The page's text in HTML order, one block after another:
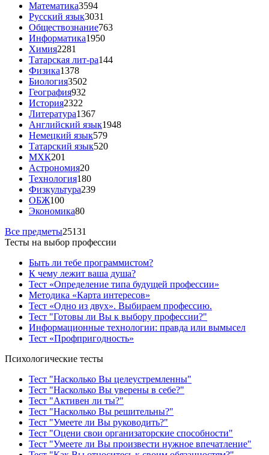
Математика3594
Русский язык3031
Обществознание763
Информатика1950
Химия2281
Татарская лит-ра144
Физика1378
Биология3502
География932
История2322
Литература1367
Английский язык1948
Немецкий язык579
Татарский язык520
МХК201
Астрономия20
Технология180
Физкультура239
ОБЖ100
Экономика80
Все предметы25131
Тесты на выбор профессии
Быть ли тебе программистом?
К чему лежит ваша душа?
Тест «Определение типа будущей профессии»
Методика «Карта интересов»
Тест «Одно из двух». Выбираем профессию.
Тест "Готовы ли Вы к выбору профессии?"
Информационные технологии: правда или вымысел
Тест «Профпригодность»
Психологические тесты
Тест "Насколько Вы целеустремленны"
Тест "Насколько Вы уверены в себе?"
Тест "Активен ли ты?"
Тест "Насколько Вы решительны?"
Тест "Умеете ли Вы руководить?"
Тест "Оцени свои организаторские способности"
Тест "Умеете ли Вы произвести нужное впечатление"